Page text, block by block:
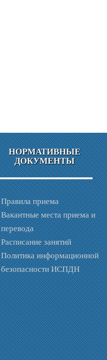
НОРМАТИВНЫЕ
ДОКУМЕНТЫ
Правила приема
Вакантные места приема и
перевода
Расписание занятий
Политика информационной
безопасности ИСПДН